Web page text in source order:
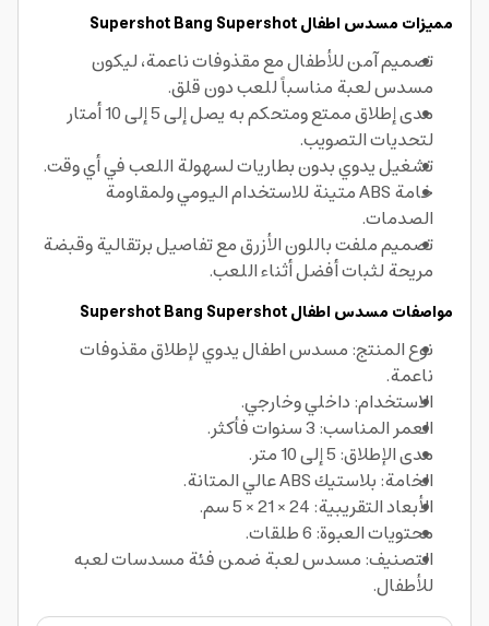
مميزات مسدس اطفال Supershot Bang Supershot
تصميم آمن للأطفال مع مقذوفات ناعمة، ليكون
مسدس لعبة مناسباً للعب دون قلق.
مدى إطلاق ممتع ومتحكم به يصل إلى 5 إلى 10 أمتار
لتحديات التصويب.
تشغيل يدوي بدون بطاريات لسهولة اللعب في أي وقت.
خامة ABS متينة للاستخدام اليومي ولمقاومة
الصدمات.
تصميم ملفت باللون الأزرق مع تفاصيل برتقالية وقبضة
مريحة لثبات أفضل أثناء اللعب.
مواصفات مسدس اطفال Supershot Bang Supershot
نوع المنتج: مسدس اطفال يدوي لإطلاق مقذوفات
ناعمة.
الاستخدام: داخلي وخارجي.
العمر المناسب: 3 سنوات فأكثر.
مدى الإطلاق: 5 إلى 10 متر.
الخامة: بلاستيك ABS عالي المتانة.
الأبعاد التقريبية: 24 × 21 × 5 سم.
محتويات العبوة: 6 طلقات.
التصنيف: مسدس لعبة ضمن فئة مسدسات لعبه
للأطفال.